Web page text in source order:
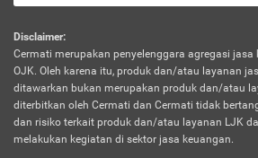
Disclaimer:
Cermati merupakan penyelenggara agregasi
OJK. Oleh karena itu, produk dan/atau layanan
ditawarkan bukan merupakan produk dan/atau
diterbitkan oleh Cermati dan Cermati tidak
dan risiko terkait produk dan/atau layanan LJK
melakukan kegiatan di sektor jasa keuangan.